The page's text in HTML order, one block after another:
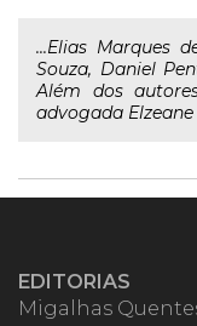
...Elias Marques
Souza, Daniel
Além dos
advogada Elzeane
EDITORIAS
Migalhas